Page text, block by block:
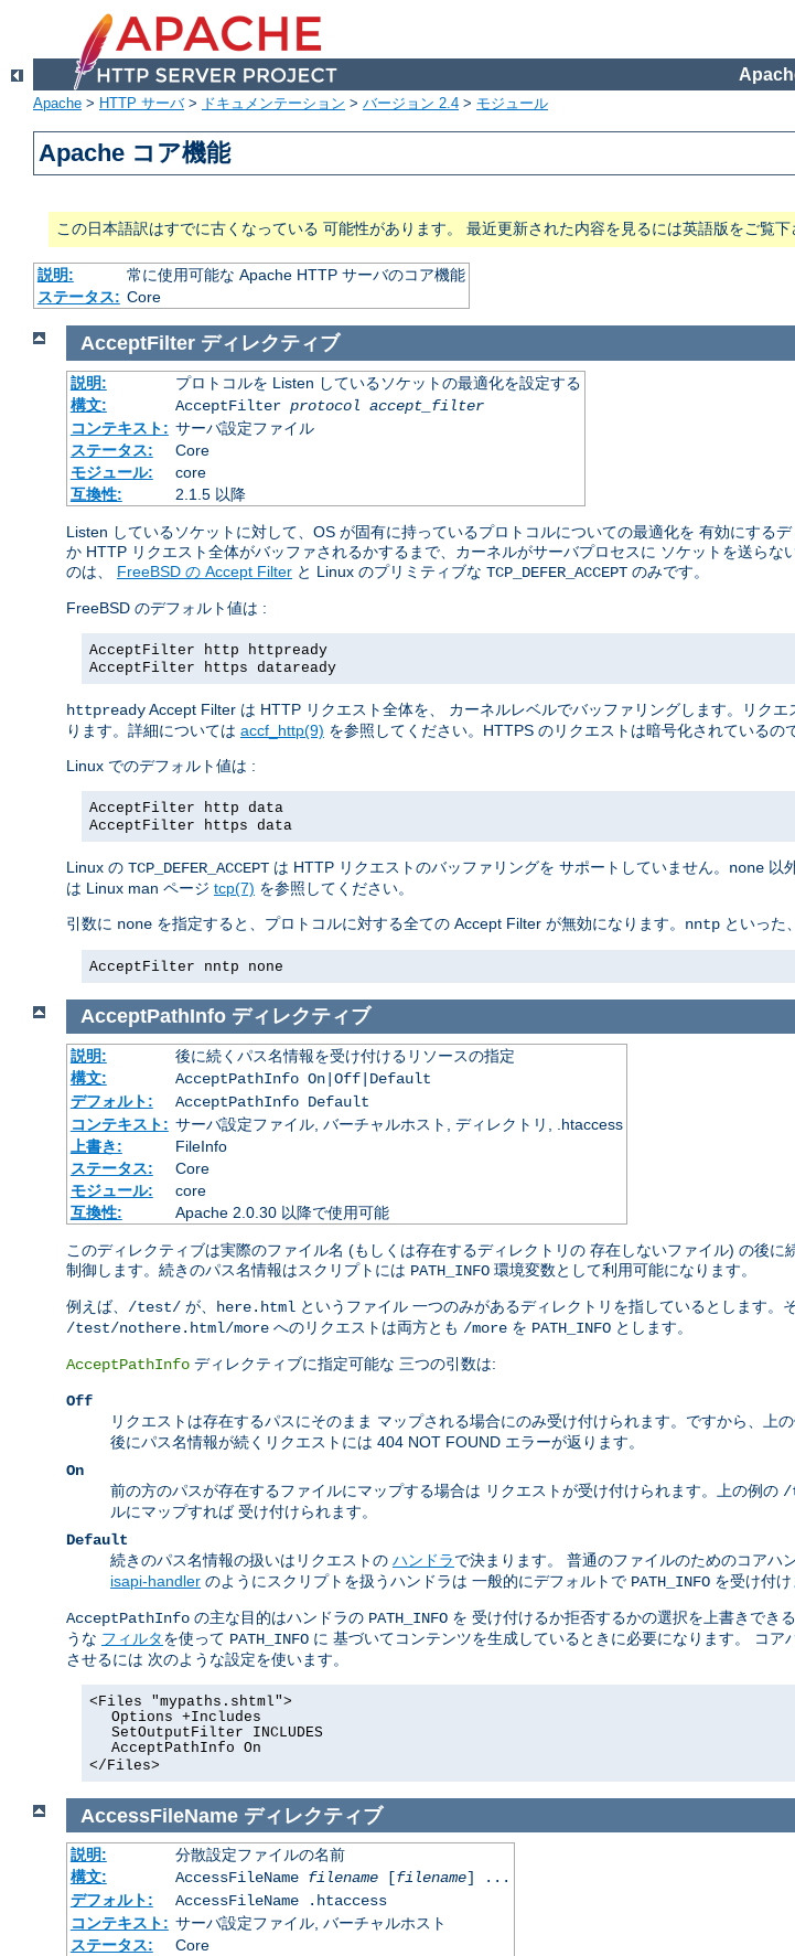
Apache > HTTP サーバ> ドキュメンテーション > バージョン 2.4 > モジュール
Apache コア機能
この日本語訳はすでに古くなっている 可能性があります。 最近更新された内容を見るには英語版をご覧下
説明:
常に使用可能な Apache HTTP サーバのコア機能
ステータス: Core
AcceptFilter ディレクティブ
説明:
プロトコルを Listen しているソケットの最適化を設定する
構文:
AcceptFilter protocol accept_filter
コンテキスト: サーバ設定ファイル
ステータス:
Core
モジュール:
core
互換性:
2.1.5 以降
Listen しているソケットに対して、OS が固有に持っているプロトコルについての最適化を 有効にする
か HTTP リクエスト全体がバッファされるかするまで、カーネルがサーバプロセスに ソケットを送ら
のは、 FreeBSD の Accept Filter と Linux のプリミティブな TCP_DEFER_ACCEPT のみです。
FreeBSD のデフォルト値は :
AcceptFilter http httpready
AcceptFilter https dataready
httpreadyAccept Filter は HTTP リクエスト全体を、 カーネルレベルでバッファリングします。リク
ります。詳細については accf_http(9) を参照してください。HTTPS のリクエストは暗号化されているの
Linux でのデフォルト値は :
AcceptFilter http data
AcceptFilter https data
Linux の TCP_DEFER_ACCEPT は HTTP リクエストのバッファリングを サポートしていません。 none 以
は Linux man ページ tcp(7) を参照してください。
引数に none を指定すると、プロトコルに対する全ての Accept Filter が無効になります。 nntp といった
AcceptFilter nntp none
AcceptPathInfo ディレクティブ
説明:
後に続くパス名情報を受け付けるリソースの指定
構文:
AcceptPathInfo On|Off|Default
デフォルト:
AcceptPathInfo Default
コンテキスト: サーバ設定ファイル, バーチャルホスト, ディレクトリ, .htaccess
上書き:
FileInfo
ステータス:
Core
モジュール:
core
互換性:
Apache 2.0.30 以降で使用可能
このディレクティブは実際のファイル名 (もしくは存在するディレクトリの 存在しないファイル) の後
制御します。続きのパス名情報はスクリプトには PATH_INFO 環境変数として利用可能になります。
例えば、 /test/ が、 here.html というファイル 一つのみがあるディレクトリを指しているとします。
/test/nothere.html/more へのリクエストは両方とも /more を PATH_INFO とします。
AcceptPathInfo ディレクティブに指定可能な 三つの引数は:
Off
リクエストは存在するパスにそのまま マップされる場合にのみ受け付けられます。ですから、上
後にパス名情報が続くリクエストには 404 NOT FOUND エラーが返ります。
On
前の方のパスが存在するファイルにマップする場合は リクエストが受け付けられます。上の例の /
ルにマップすれば 受け付けられます。
Default
続きのパス名情報の扱いはリクエストの ハンドラで決まります。 普通のファイルのためのコアハ
isapi-handler のようにスクリプトを扱うハンドラは 一般的にデフォルトで PATH_INFO を受け付け
AcceptPathInfo の主な目的はハンドラの PATH_INFO を 受け付けるか拒否するかの選択を上書きでき
うな フィルタを使って PATH_INFO に 基づいてコンテンツを生成しているときに必要になります。 コ
させるには 次のような設定を使います。
<Files "mypaths.shtml">
Options +Includes
SetOutputFilter INCLUDES
AcceptPathInfo On
</Files>
AccessFileName ディレクティブ
説明:
分散設定ファイルの名前
構文:
AccessFileName filename[filename] ...
デフォルト:
AccessFileName .htaccess
コンテキスト: サーバ設定ファイル, バーチャルホスト
ステータス:
Core